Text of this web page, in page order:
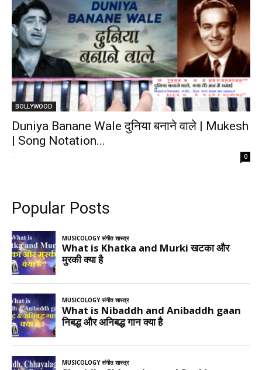
BOLLYWOOD
Duniya Banane Wale दुनिया बनाने वाले | Mukesh
| Song Notation...
- 0
Popular Posts